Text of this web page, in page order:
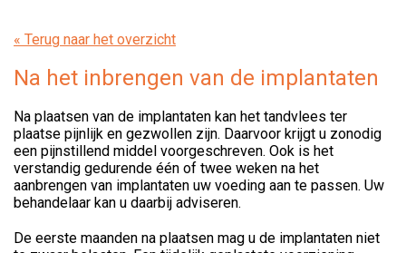
« Terug naar het overzicht
Na het inbrengen van de implantaten
Na plaatsen van de implantaten kan het tandvlees ter
plaatse pijnlijk en gezwollen zijn. Daarvoor krijgt u zonodig
een pijnstillend middel voorgeschreven. Ook is het
verstandig gedurende één of twee weken na het
aanbrengen van implantaten uw voeding aan te passen. Uw
behandelaar kan u daarbij adviseren.
De eerste maanden na plaatsen mag u de implantaten niet